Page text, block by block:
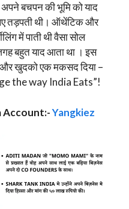
अपने बचपन की भूमि को याद
तड़पती थी। ऑथेंटिक और
में पाती थी वैसा सोल
बहुत याद आता था । इस
और खुदको एक मकसद दिया –
the way India Eats”!
Account:-Yangkiez